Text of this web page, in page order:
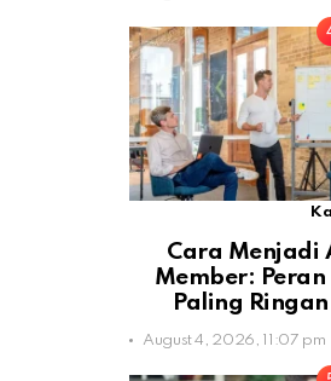
Cara Menjadi
Member:
Paling
August 4, 2026, 11:07 pm